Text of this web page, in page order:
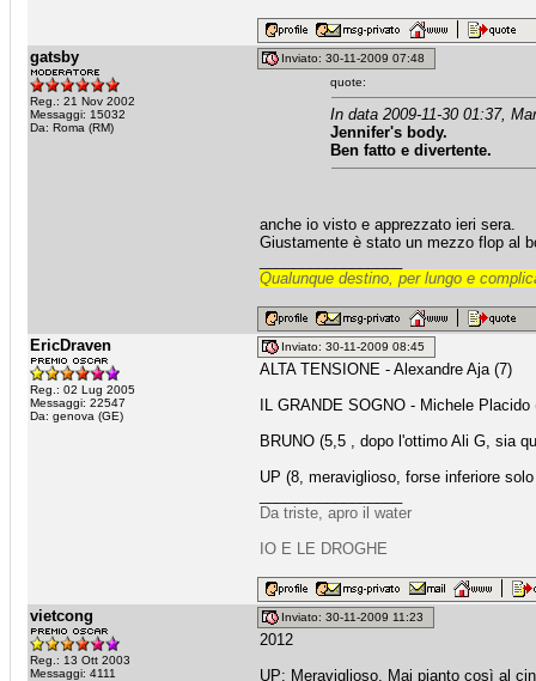
gatsby
Reg.: 21 Nov 2002
Messaggi: 15032
Da: Roma (RM)
Inviato: 30-11-2009 07:48
quote:
In data 2009-11-30 01:37,
Jennifer's body.
Ben fatto e divertente.
anche io visto e apprezzato ieri sera.
Giustamente è stato un mezzo flop al
Qualunque destino, per lungo e
EricDraven
Reg.: 02 Lug 2005
Messaggi: 22547
Da: genova (GE)
Inviato: 30-11-2009 08:45
ALTA TENSIONE - Alexandre Aja (7)
IL GRANDE SOGNO - Michele
BRUNO (5,5 , dopo l'ottimo Ali G, sia
UP (8, meraviglioso, forse inferiore
Da triste, apro il water
IO E LE DROGHE
vietcong
Reg.: 13 Ott 2003
Messaggi: 4111
Inviato: 30-11-2009 11:23
2012
UP: Meraviglioso. Mai pianto così al